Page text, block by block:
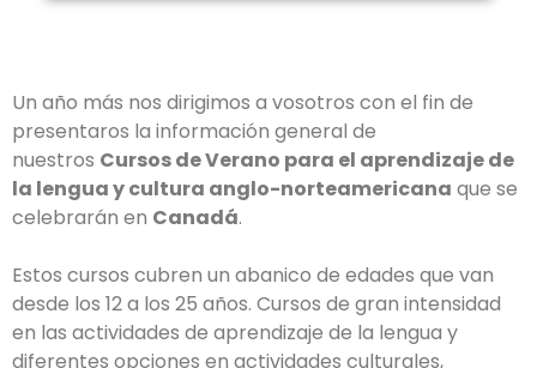
Un año más nos dirigimos a vosotros con el fin de
presentaros la información general de
nuestros Cursos de Verano para el aprendizaje de
la lengua y cultura anglo-norteamericana que se
celebrarán en Canadá.
Estos cursos cubren un abanico de edades que van
desde los 12 a los 25 años. Cursos de gran intensidad
en las actividades de aprendizaje de la lengua y
diferentes opciones en actividades culturales,